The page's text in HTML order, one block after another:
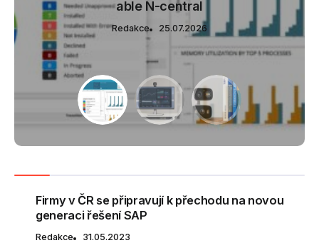
able N-central
Redakce 25.07.2026
řady Pro Essential
Redakce 25.07.2026
během letní dovolené
Redakce 25.07.2026
able N-central
Redakce 25.07.2026
řady Pro Essential
Redakce 25.07.2026
během letní dovolené
Redakce 25.07.2026
able N-central
Redakce 25.07.2026
řady Pro Essential
Redakce 25.07.2026
během letní dovolené
Redakce 25.07.2026
Firmy v ČR se připravují k přechodu na novou
generaci řešení SAP
Redakce 31.05.2023